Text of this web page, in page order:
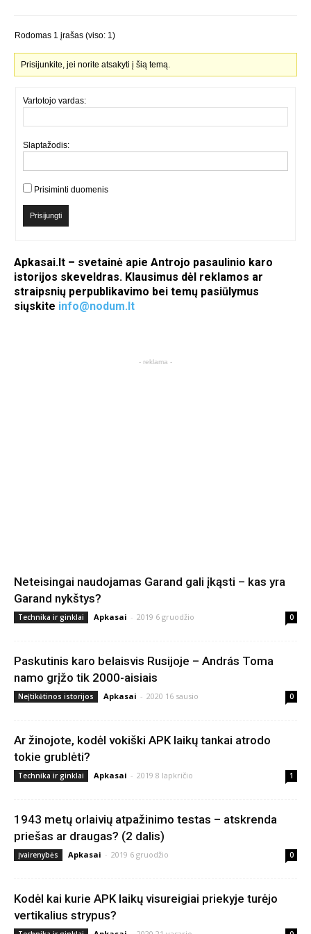
Rodomas 1 įrašas (viso: 1)
Prisijunkite, jei norite atsakyti į šią temą.
Vartotojo vardas:
Slaptažodis:
Prisiminti duomenis
Prisijungti
Apkasai.lt – svetainė apie Antrojo pasaulinio karo
istorijos skeveldras. Klausimus dėl reklamos ar
straipsnių perpublikavimo bei temų pasiūlymus
siųskite info@nodum.lt
- reklama -
Neteisingai naudojamas Garand gali įkąsti – kas yra
Garand nykštys?
Technika ir ginklai Apkasai - 2019 6 gruodžio 0
Paskutinis karo belaisvis Rusijoje – András Toma
namo grįžo tik 2000-aisiais
Neįtikėtinos istorijos Apkasai - 2020 16 sausio 0
Ar žinojote, kodėl vokiški APK laikų tankai atrodo
tokie grublėti?
Technika ir ginklai Apkasai - 2019 8 lapkričio 1
1943 metų orlaivių atpažinimo testas – atskrenda
priešas ar draugas? (2 dalis)
Įvairenybės Apkasai - 2019 6 gruodžio 0
Kodėl kai kurie APK laikų visureigiai priekyje turėjo
vertikalius strypus?